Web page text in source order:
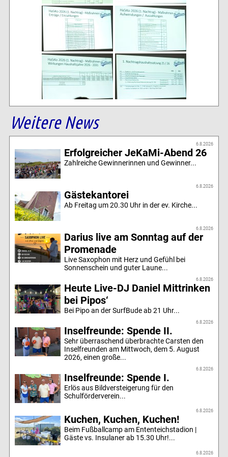
Weitere News
6.8.2026
Erfolgreicher JeKaMi-Abend 26
Zahlreiche Gewinnerinnen und Gewinner...
6.8.2026
Gästekantorei
Ab Freitag um 20.30 Uhr in der ev. Kirche...
6.8.2026
Darius live am Sonntag auf der
Promenade
Live Saxophon mit Herz und Gefühl bei
Sonnenschein und guter Laune...
6.8.2026
Heute Live-DJ Daniel Mittrinken
bei Pipos‘
Bei Pipo an der SurfBude ab 21 Uhr...
6.8.2026
Inselfreunde: Spende II.
Sehr überraschend überbrachte Carsten den
Inselfreunden am Mittwoch, dem 5. August
2026, einen große...
6.8.2026
Inselfreunde: Spende I.
Erlös aus Bildversteigerung für den
Schulförderverein...
6.8.2026
Kuchen, Kuchen, Kuchen!
Beim Fußballcamp am Ententeichstadion |
Gäste vs. Insulaner ab 15.30 Uhr!...
6.8.2026